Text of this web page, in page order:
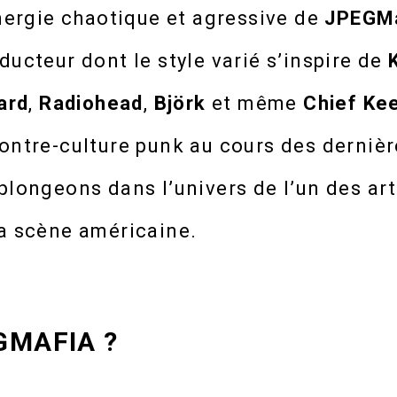
chaotique et agressive de
dont le style varié s’inspire de
, Radiohead , Björk et même Chief
culture punk au cours des
dans l’univers de l’un des
scène américaine.
?